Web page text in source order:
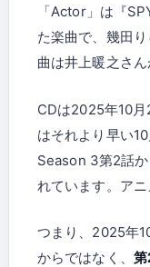
「Actor」は『
た楽曲で、幾田
曲は井上暖之さん
CDは2025年10
はそれより早い
Season 3第2話
れています。ア
つまり、2025年
からではなく、